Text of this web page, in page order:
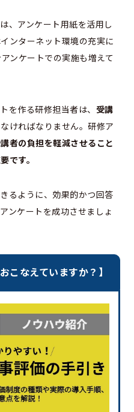
、アンケート用紙を活用し
ンターネット環境の充実に
ンケートでの実施も増えて
を作る研修担当者は、 受講
なければなりません。研修ア
者の負担を軽減させること
です。
るように、効果的かつ回答
ンケートを成功させましょ
こなえていますか？】